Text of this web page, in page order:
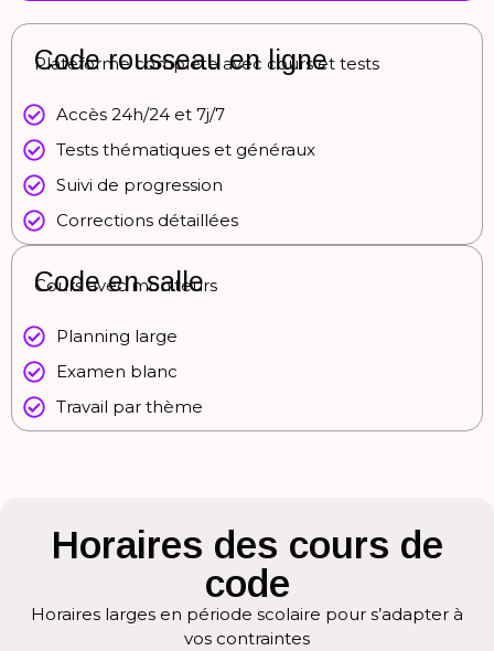
Code rousseau en ligne
Plateforme complète avec cours et tests
Accès 24h/24 et 7j/7
Tests thématiques et généraux
Suivi de progression
Corrections détaillées
Code en salle
Cours avec moniteurs
Planning large
Examen blanc
Travail par thème
Horaires des cours de
code
Horaires larges en période scolaire pour s’adapter à
vos contraintes